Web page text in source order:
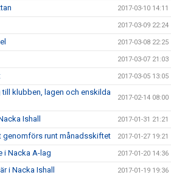
2017-03-10 14:11
2017-03-09 22:24
2017-03-08 22:25
2017-03-07 21:03
2017-03-05 13:05
klubben, lagen och enskilda
2017-02-14 08:00
Ishall 2017-01-31 21:21
genomförs runt månadsskiftet 2017-01-27 19:21
i Nacka A-lag 2017-01-20 14:36
i Nacka Ishall 2017-01-19 19:36